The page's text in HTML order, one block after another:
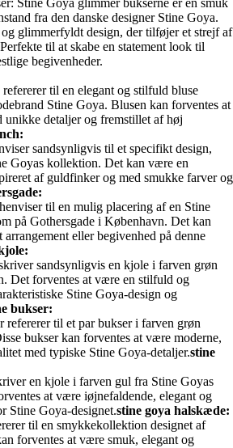
fra den danske designer Stine Goya.
glimmerfyldt design, der tilføjer et strejf af
til at skabe en statement look til
begivenheder.
til en elegant og stilfuld bluse
Stine Goya. Blusen kan forventes at
unikke detaljer og fremstillet af høj
sandsynligvis til et specifikt design,
Goyas kollektion. Det kan være en
af guldfinker og med smukke farver og
til en mulig placering af en Stine
på Gothersgade i København. Det kan
arrangement eller begivenhed på denne
sandsynligvis en kjole i farven grøn
Det forventes at være en stilfuld og
Stine Goya-design og
bukser:
refererer til et par bukser i farven grøn
bukser kan forventes at være moderne,
med typiske Stine Goya-detaljer.stine
en kjole i farven gul fra Stine Goyas
at være iøjnefaldende, elegant og
Stine Goya-designet.stine goya halskæde:
til en smykkekollektion designet af
forventes at være smuk, elegant og